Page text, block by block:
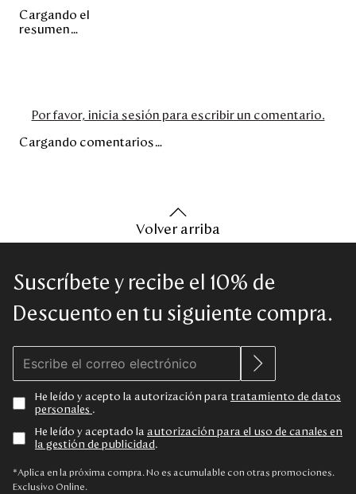
Cargando el
resumen…
Por favor, inicia sesión para escribir un comentario.
Cargando comentarios…
Volver arriba
Suscríbete y recibe el 10% de
Descuento en tu siguiente compra.
He leído y acepto la autorización para tratamiento de datos
personales .
He leído y aceptado la autorización para el uso de canales en
la gestión de publicidad .
*Aplica en la próxima compra. No es acumulable con otras promociones.
Exclusivo Online.